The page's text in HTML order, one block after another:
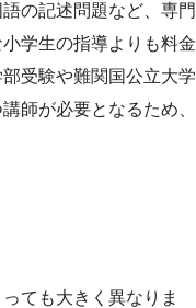
の記述問題など、専門
学生の指導よりも料金
受験や難関国公立大学
師が必要となるため、
ても大きく異なりま